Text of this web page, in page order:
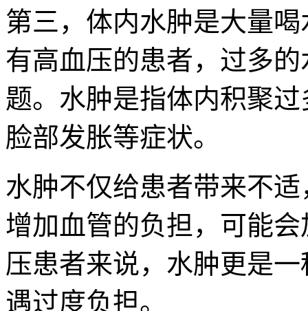
第三，体内水肿是大量
有高血压的患者，过多
题。水肿是指体内积聚
脸部发胀等症状。
水肿不仅给患者带来不
增加血管的负担，可能
压患者来说，水肿更是
遇过度负担。